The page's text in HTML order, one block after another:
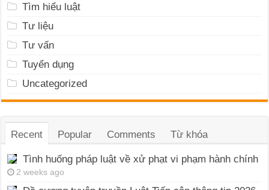
Tìm hiểu luật
Tư liệu
Tư vấn
Tuyển dụng
Uncategorized
Recent Popular Comments Từ khóa
Tình huống pháp luật về xử phạt vi phạm hành chính
2 weeks ago